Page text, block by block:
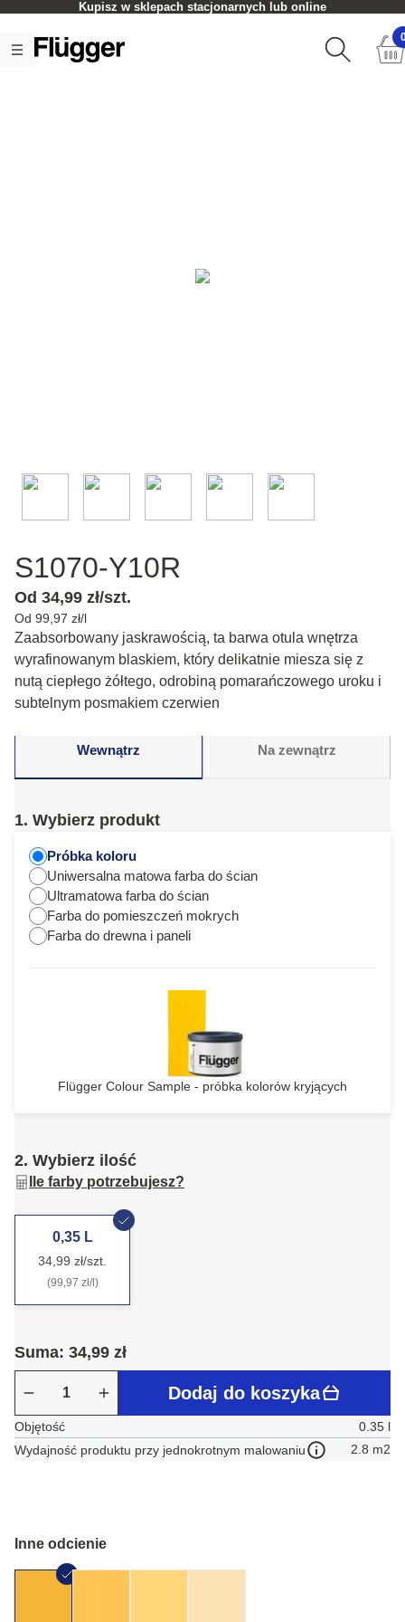
Kupisz w sklepach stacjonarnych lub online
S1070-Y10R
Od 34,99 zł/szt.
Od 99,97 zł/l
Zaabsorbowany jaskrawością, ta barwa otula wnętrza
wyrafinowanym blaskiem, który delikatnie miesza się z
nutą ciepłego żółtego, odrobiną pomarańczowego uroku i
subtelnym posmakiem czerwien
Wewnątrz Na zewnątrz
1. Wybierz produkt
Próbka koloru
Uniwersalna matowa farba do ścian
Ultramatowa farba do ścian
Farba do pomieszczeń mokrych
Farba do drewna i paneli
Flügger Colour Sample - próbka kolorów kryjących
2. Wybierz ilość
Ile farby potrzebujesz?
0,35 L
34,99 zł/szt.
(99,97 zł/l)
Suma: 34,99 zł
Dodaj do koszyka
Objętość
0.35 l
Wydajność produktu przy jednokrotnym malowaniu
2.8 m2
Inne odcienie